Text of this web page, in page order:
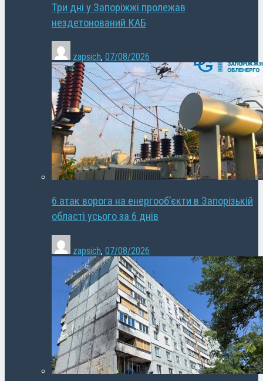
Три дні у Запоріжжі пролежав
нездетонований КАБ
zapsich, 07/08/2026
6 атак ворога на енергооб’єкти в Запорізькій
області усього за 6 днів
zapsich, 07/08/2026